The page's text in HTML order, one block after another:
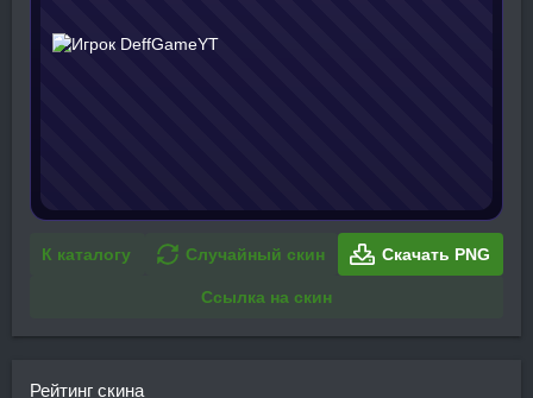
К каталогу Случайный скин Скачать PNG
Ссылка на скин
Рейтинг скина